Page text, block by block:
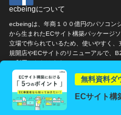
BtoB EC 構築するなら
ecbeingについて
ecbeingは、年商１００億円のパソコン
から生まれたECサイト構築パッケージ
立場で作られているため、使いやすく
規開店やECサイトのリニューアルで、
ご利用いただけます。
copyright c ECBEING CORP. all rights
無料資料ダ
ECサイト構